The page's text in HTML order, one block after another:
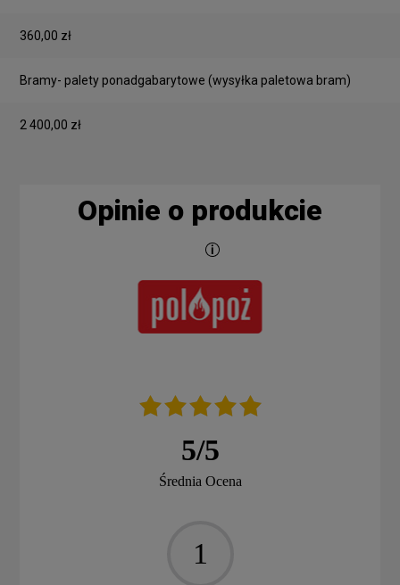
360,00 zł
Bramy- palety ponadgabarytowe (wysyłka paletowa bram)
2 400,00 zł
Opinie o produkcie
5/5
Średnia Ocena
1